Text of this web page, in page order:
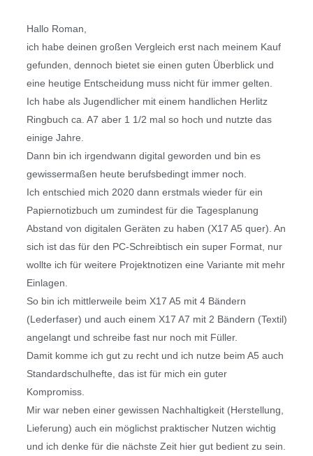
Hallo Roman,
ich habe deinen großen Vergleich erst nach meinem Kauf
gefunden, dennoch bietet sie einen guten Überblick und
eine heutige Entscheidung muss nicht für immer gelten.
Ich habe als Jugendlicher mit einem handlichen Herlitz
Ringbuch ca. A7 aber 1 1/2 mal so hoch und nutzte das
einige Jahre.
Dann bin ich irgendwann digital geworden und bin es
gewissermaßen heute berufsbedingt immer noch.
Ich entschied mich 2020 dann erstmals wieder für ein
Papiernotizbuch um zumindest für die Tagesplanung
Abstand von digitalen Geräten zu haben (X17 A5 quer). An
sich ist das für den PC-Schreibtisch ein super Format, nur
wollte ich für weitere Projektnotizen eine Variante mit mehr
Einlagen.
So bin ich mittlerweile beim X17 A5 mit 4 Bändern
(Lederfaser) und auch einem X17 A7 mit 2 Bändern (Textil)
angelangt und schreibe fast nur noch mit Füller.
Damit komme ich gut zu recht und ich nutze beim A5 auch
Standardschulhefte, das ist für mich ein guter
Kompromiss.
Mir war neben einer gewissen Nachhaltigkeit (Herstellung,
Lieferung) auch ein möglichst praktischer Nutzen wichtig
und ich denke für die nächste Zeit hier gut bedient zu sein.